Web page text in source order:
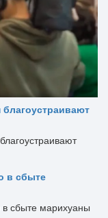
в сбыте